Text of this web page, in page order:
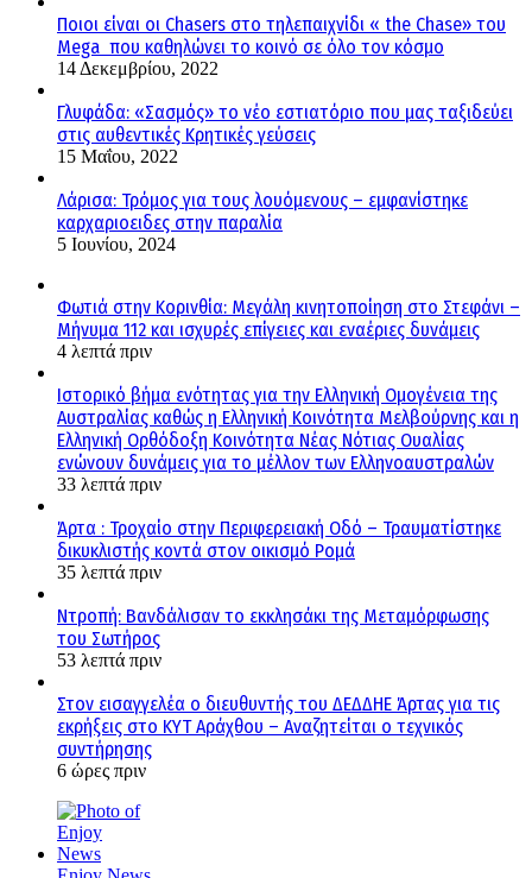
Ποιοι είναι οι Chasers στο τηλεπαιχνίδι « the Chase» του
Mega που καθηλώνει το κοινό σε όλο τον κόσμο
14 Δεκεμβρίου, 2022
Γλυφάδα: «Σασμός» το νέο εστιατόριο που μας ταξιδεύει
στις αυθεντικές Κρητικές γεύσεις
15 Μαΐου, 2022
Λάρισα: Τρόμος για τους λουόμενους – εμφανίστηκε
καρχαριοειδες στην παραλία
5 Ιουνίου, 2024
Φωτιά στην Κορινθία: Μεγάλη κινητοποίηση στο Στεφάνι –
Μήνυμα 112 και ισχυρές επίγειες και εναέριες δυνάμεις
4 λεπτά πριν
Ιστορικό βήμα ενότητας για την Ελληνική Ομογένεια της
Αυστραλίας καθώς η Ελληνική Κοινότητα Μελβούρνης και η
Ελληνική Ορθόδοξη Κοινότητα Νέας Νότιας Ουαλίας
ενώνουν δυνάμεις για το μέλλον των Ελληνοαυστραλών
33 λεπτά πριν
Άρτα : Τροχαίο στην Περιφερειακή Οδό – Τραυματίστηκε
δικυκλιστής κοντά στον οικισμό Ρομά
35 λεπτά πριν
Ντροπή: Βανδάλισαν το εκκλησάκι της Μεταμόρφωσης
του Σωτήρος
53 λεπτά πριν
Στον εισαγγελέα ο διευθυντής του ΔΕΔΔΗΕ Άρτας για τις
εκρήξεις στο ΚΥΤ Αράχθου – Αναζητείται ο τεχνικός
συντήρησης
6 ώρες πριν